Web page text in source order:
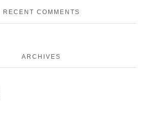
RECENT COMMENTS
ARCHIVES